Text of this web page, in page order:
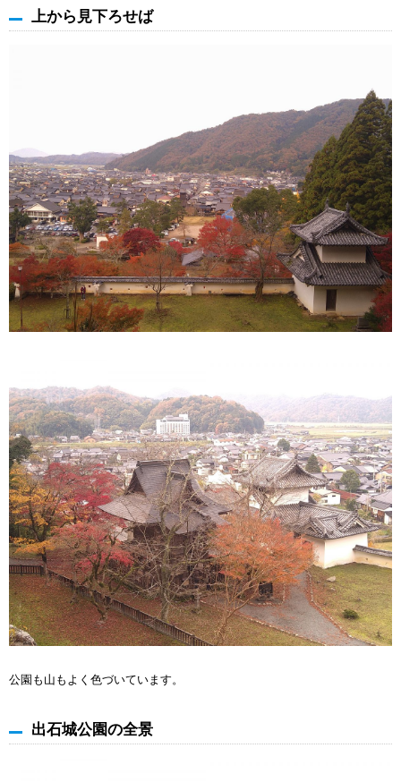
上から見下ろせば
公園も山もよく色づいています。
出石城公園の全景